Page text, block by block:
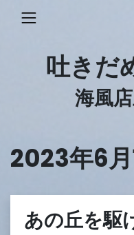
吐きだ
海風
2023年6
あの丘を駆